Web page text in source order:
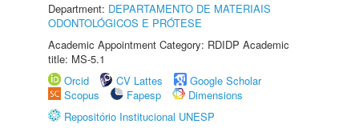
Department: DEPARTAMENTO DE MATERIAIS
ODONTOLÓGICOS E PRÓTESE
Academic Appointment Category: RDIDP Academic
title: MS-5.1
Orcid
CV Lattes
Google Scholar
Scopus
Fapesp
Dimensions
Repositório Institucional UNESP